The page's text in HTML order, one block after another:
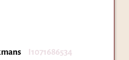
I1071686534